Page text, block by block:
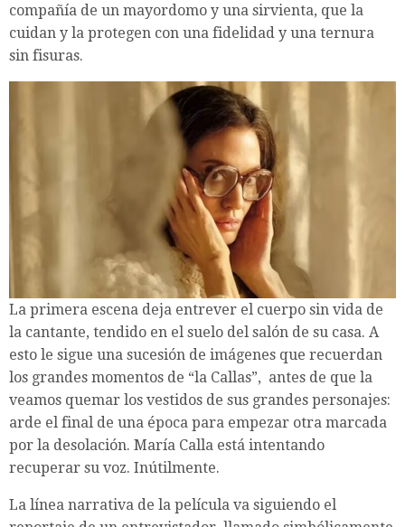
compañía de un mayordomo y una sirvienta, que la
cuidan y la protegen con una fidelidad y una ternura
sin fisuras.
La primera escena deja entrever el cuerpo sin vida de
la cantante, tendido en el suelo del salón de su casa. A
esto le sigue una sucesión de imágenes que recuerdan
los grandes momentos de “la Callas”, antes de que la
veamos quemar los vestidos de sus grandes personajes:
arde el final de una época para empezar otra marcada
por la desolación. María Calla está intentando
recuperar su voz. Inútilmente.
La línea narrativa de la película va siguiendo el